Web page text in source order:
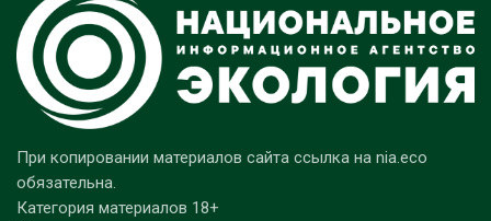
При копировании материалов сайта ссылка на nia.eco
обязательна.
Категория материалов 18+